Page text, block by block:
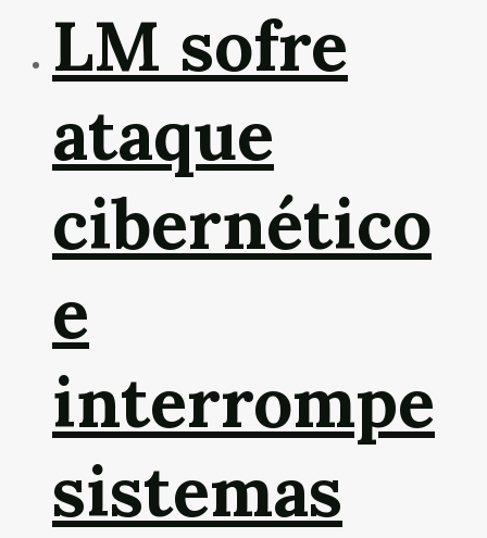
LM sofre
ataque
cibernético
e
interrompe
sistemas